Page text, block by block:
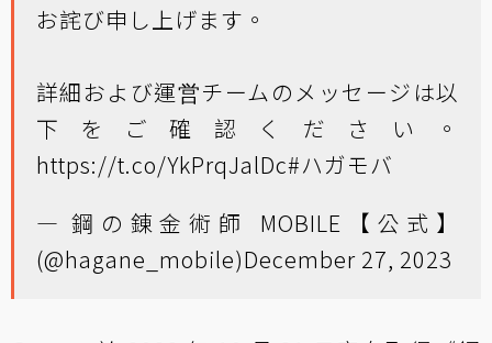
お詫び申し上げます。
詳細および運営チームのメッセージは以
下をご確認ください。
https://t.co/YkPrqJalDc#ハガモバ
— 鋼の錬金術師 MOBILE【公式】
(@hagane_mobile)December 27, 2023